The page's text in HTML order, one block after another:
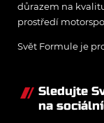
důrazem na
prostředí
Svět Formule je
Sledujte
na